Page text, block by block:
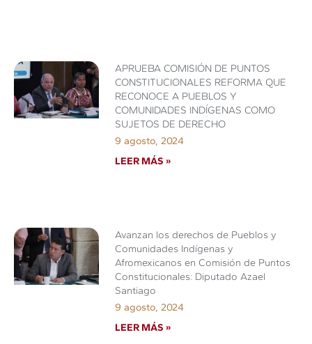
APRUEBA COMISIÓN DE PUNTOS
CONSTITUCIONALES REFORMA QUE
RECONOCE A PUEBLOS Y
COMUNIDADES INDÍGENAS COMO
SUJETOS DE DERECHO
9 agosto, 2024
LEER MÁS »
Avanzan los derechos de Pueblos y
Comunidades Indígenas y
Afromexicanos en Comisión de Puntos
Constitucionales: Diputado Azael
Santiago
9 agosto, 2024
LEER MÁS »